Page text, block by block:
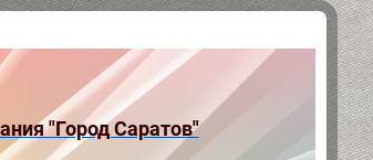
"Город Саратов"